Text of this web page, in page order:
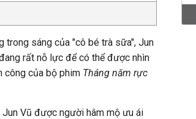
sáng của "cô bé trà sữa", Jun
rất nỗ lực để có thể được nhìn
công của bộ phim Tháng năm rực
Jun Vũ được người hâm mộ ưu ái